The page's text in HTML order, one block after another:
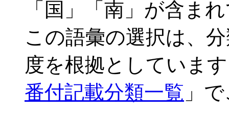
「国」「南」が含ま
この語彙の選択は、
度を根拠としていま
番付記載分類一覧 」